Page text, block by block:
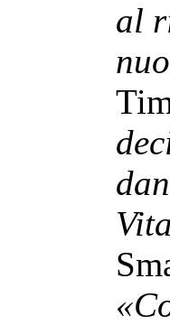
al